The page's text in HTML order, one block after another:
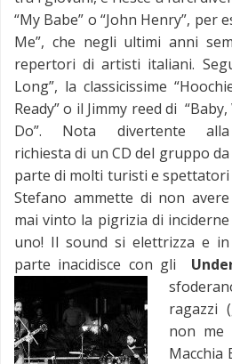
“My Babe” o “John Henry”, per
Me”, che negli ultimi anni
repertori di artisti italiani.
Long”, la classicissime
Ready” o il Jimmy reed di
Do”. Nota divertente alla
richiesta di un CD del gruppo da
parte di molti turisti e spettatori
Stefano ammette di non avere
mai vinto la pigrizia di inciderne
uno! Il sound si elettrizza e in
parte inacidisce con gli
ragazzi
non me
Macchia